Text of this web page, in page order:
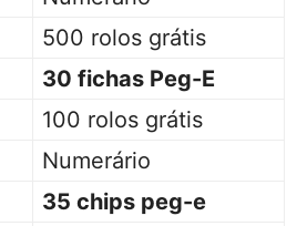
500 rolos grátis
30 fichas Peg-E
100 rolos grátis
Numerário
35 chips peg-e